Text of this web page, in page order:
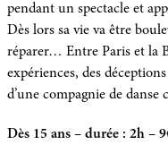
pendant un spectacle et
Dès lors sa vie va être
réparer… Entre Paris et la
expériences, des
d’une compagnie de danse
Dès 15 ans – durée : 2h –